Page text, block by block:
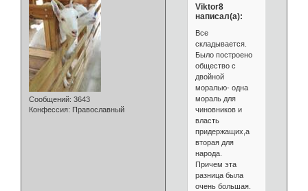
Сообщений: 3643
Конфессия: Православный
Viktor8
написал(а):
Все
складывается.
Было построено
общество с
двойной
моралью- одна
мораль для
чиновников и
власть
придержащих,а
вторая для
народа.
Причем эта
разница была
очень большая.